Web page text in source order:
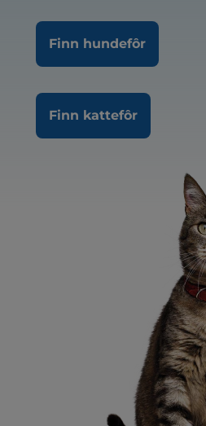
Finn hundefôr
Finn kattefôr